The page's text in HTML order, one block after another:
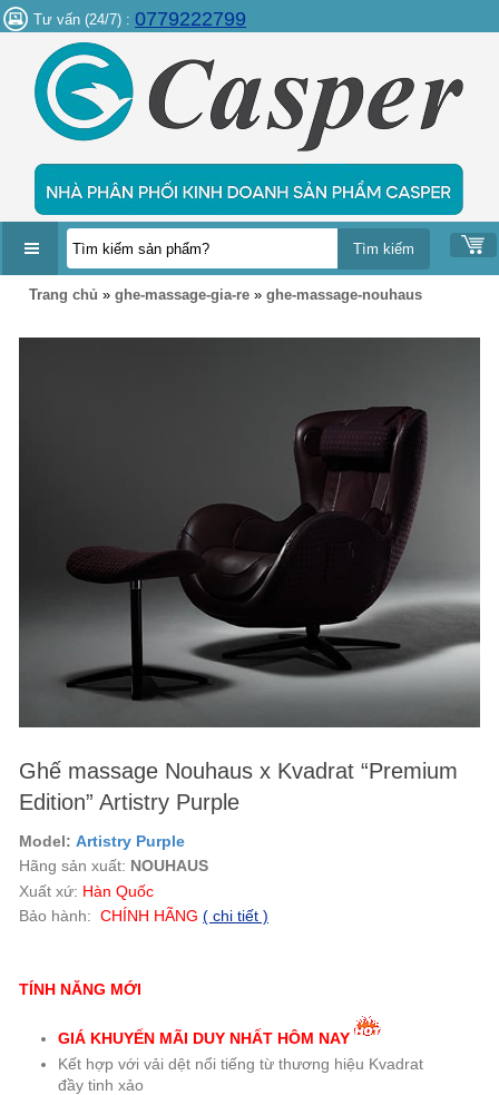
Tư vấn (24/7) : 0779222799
DANH
Trang chủ » ghe-massage-gia-re » ghe-massage-nouhaus
Ghế massage Nouhaus x Kvadrat “Premium
Edition” Artistry Purple
Model: Artistry Purple
Hãng sản xuất: NOUHAUS
Xuất xứ: Hàn Quốc
Bảo hành: CHÍNH HÃNG ( chi tiết )
TÍNH NĂNG MỚI
GIÁ KHUYẾN MÃI DUY NHẤT HÔM NAY
Kết hợp với vải dệt nổi tiếng từ thương hiệu Kvadrat
đầy tinh xảo